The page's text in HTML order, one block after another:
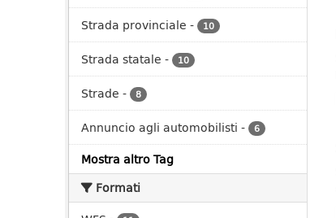
Strada provinciale - 10
Strada statale - 10
Strade - 8
Annuncio agli automobilisti - 6
Mostra altro Tag
Formati